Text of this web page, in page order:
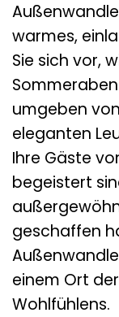
warmes,
Sie sich vor,
umgeben
eleganten
Ihre Gäste
begeistert
geschaffen
einem Ort
Wohlfühlens.